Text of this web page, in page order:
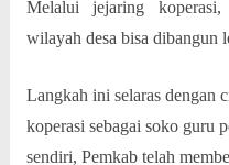
Melalui jejaring
wilayah desa bisa dibangun
Langkah ini selaras dengan
koperasi sebagai soko guru
sendiri, Pemkab telah